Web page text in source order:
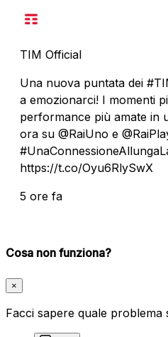
TIM Official
Una nuova puntata dei
a emozionarci! I momenti
performance più amate in
ora su @RaiUno e
https://t.co/Oyu6RlySwX
5 ore fa
Cosa non funziona?
×
Facci sapere quale